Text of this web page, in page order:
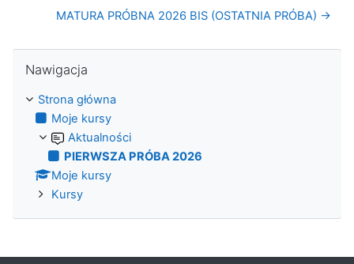
MATURA PRÓBNA 2026 BIS (OSTATNIA PRÓBA) →
Nawigacja
Strona główna
Moje kursy
Aktualności
PIERWSZA PRÓBA 2026
Moje kursy
Kursy